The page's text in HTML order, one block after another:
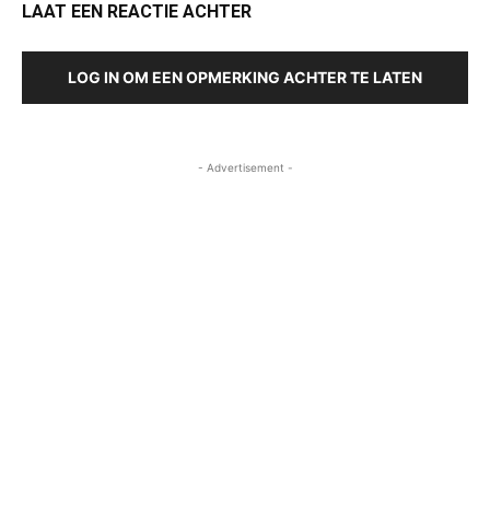
LAAT EEN REACTIE ACHTER
LOG IN OM EEN OPMERKING ACHTER TE LATEN
- Advertisement -